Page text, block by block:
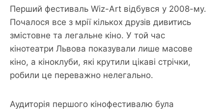
Перший фестиваль Wiz-Art відбувся у 2008-му.
Почалося все з мрії кількох друзів дивитись
змістовне та легальне кіно. У той час
кінотеатри Львова показували лише масове
кіно, а кіноклуби, які крутили цікаві стрічки,
робили це переважно нелегально.
Аудиторія першого кінофестивалю була